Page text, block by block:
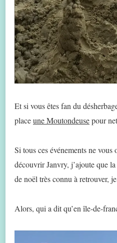
Et si vous êtes fan du
placeune Moutondeusepour
Si tous ces événements ne
découvrir Janvry, j’ajoute que
de noël très connu à retrouver,
Alors, qui a dit qu’en île-de-